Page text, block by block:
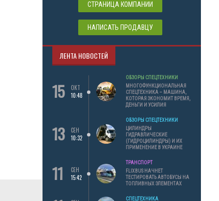
СТРАНИЦА КОМПАНИИ
НАПИСАТЬ ПРОДАВЦУ
ЛЕНТА НОВОСТЕЙ
15
ОКТ
10:48
ОБЗОРЫ СПЕЦТЕХНИКИ
МНОГОФУНКЦИОНАЛЬНАЯ
СПЕЦТЕХНИКА – МАШИНА,
КОТОРАЯ ЭКОНОМИТ ВРЕМЯ,
ДЕНЬГИ И УСИЛИЯ
13
СЕН
10:32
ОБЗОРЫ СПЕЦТЕХНИКИ
ЦИЛИНДРЫ
ГИДРАВЛИЧЕСКИЕ
(ГИДРОЦИЛИНДРЫ) И ИХ
ПРИМЕНЕНИЕ В УКРАИНЕ
11
СЕН
15:42
ТРАНСПОРТ
FLIXBUS НАЧНЕТ
ТЕСТИРОВАТЬ АВТОБУСЫ НА
ТОПЛИВНЫХ ЭЛЕМЕНТАХ
СПЕЦТЕХНИКА